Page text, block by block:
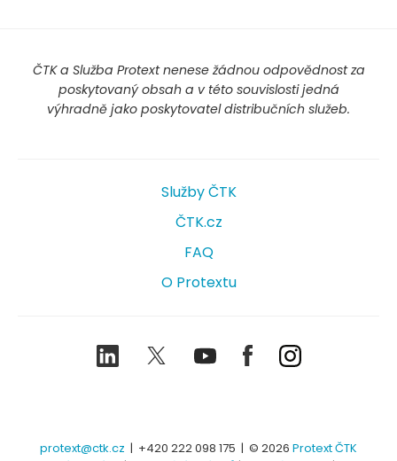
ČTK a Služba Protext nenese žádnou odpovědnost za
poskytovaný obsah a v této souvislosti jedná
výhradně jako poskytovatel distribučních služeb.
Služby ČTK
ČTK.cz
FAQ
O Protextu
LinkedIn TwitterYoutubeFacebookInstagram
protext@ctk.cz | +420 222 098 175 | © 2026 Protext ČTK